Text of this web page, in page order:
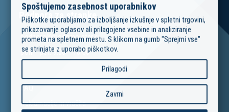
Podpora za stranke
podpora@modrimojster.si
pon – pet: 9:00 – 16:00
FAQ
Reklamacije in vračila
Spoštujemo zasebnost uporabnikov
Piškotke uporabljamo za izboljšanje izkušnje v spletni trgovini,
prikazovanje oglasov ali prilagojene vsebine in analiziranje
prometa na spletnem mestu. S klikom na gumb "Sprejmi vse"
se strinjate z uporabo piškotkov.
Prilagodi
Zavrni